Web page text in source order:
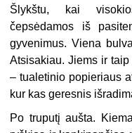
Šlykštu, kai
čepsėdamos iš
gyvenimus. Viena
Atsisakiau. Jiems ir
– tualetinio popieriaus
kur kas geresnis
Po truputį aušta.